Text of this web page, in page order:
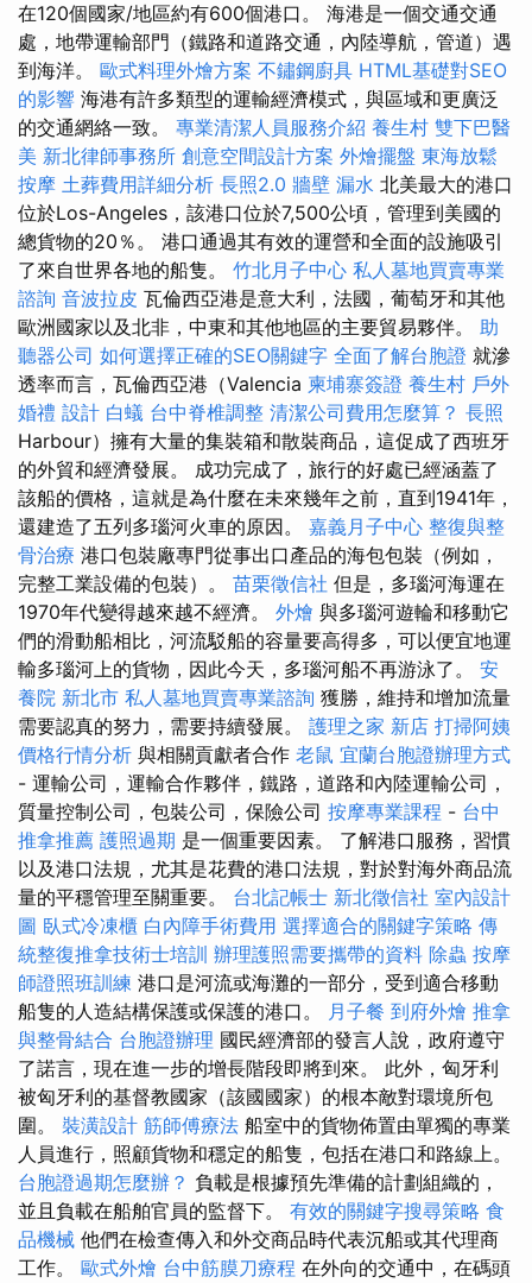
在120個國家/地區約有600個港口。 海港是一個交通交通
處，地帶運輸部門（鐵路和道路交通，內陸導航，管道）遇
到海洋。 歐式料理外燴方案 不鏽鋼廚具 HTML基礎對SEO
的影響 海港有許多類型的運輸經濟模式，與區域和更廣泛
的交通網絡一致。 專業清潔人員服務介紹 養生村 雙下巴醫
美 新北律師事務所 創意空間設計方案 外燴擺盤 東海放鬆
按摩 土葬費用詳細分析 長照2.0 牆壁 漏水 北美最大的港口
位於Los-Angeles，該港口位於7,500公頃，管理到美國的
總貨物的20％。 港口通過其有效的運營和全面的設施吸引
了來自世界各地的船隻。 竹北月子中心 私人墓地買賣專業
諮詢 音波拉皮 瓦倫西亞港是意大利，法國，葡萄牙和其他
歐洲國家以及北非，中東和其他地區的主要貿易夥伴。 助
聽器公司 如何選擇正確的SEO關鍵字 全面了解台胞證 就滲
透率而言，瓦倫西亞港（Valencia 柬埔寨簽證 養生村 戶外
婚禮 設計 白蟻 台中脊椎調整 清潔公司費用怎麼算？ 長照
Harbour）擁有大量的集裝箱和散裝商品，這促成了西班牙
的外貿和經濟發展。 成功完成了，旅行的好處已經涵蓋了
該船的價格，這就是為什麼在未來幾年之前，直到1941年，
還建造了五列多瑙河火車的原因。 嘉義月子中心 整復與整
骨治療 港口包裝廠專門從事出口產品的海包包裝（例如，
完整工業設備的包裝）。 苗栗徵信社 但是，多瑙河海運在
1970年代變得越來越不經濟。 外燴 與多瑙河遊輪和移動它
們的滑動船相比，河流駁船的容量要高得多，可以便宜地運
輸多瑙河上的貨物，因此今天，多瑙河船不再游泳了。 安
養院 新北市 私人墓地買賣專業諮詢 獲勝，維持和增加流量
需要認真的努力，需要持續發展。 護理之家 新店 打掃阿姨
價格行情分析 與相關貢獻者合作 老鼠 宜蘭台胞證辦理方式
- 運輸公司，運輸合作夥伴，鐵路，道路和內陸運輸公司，
質量控制公司，包裝公司，保險公司 按摩專業課程 - 台中
推拿推薦 護照過期 是一個重要因素。 了解港口服務，習慣
以及港口法規，尤其是花費的港口法規，對於對海外商品流
量的平穩管理至關重要。 台北記帳士 新北徵信社 室內設計
圖 臥式冷凍櫃 白內障手術費用 選擇適合的關鍵字策略 傳
統整復推拿技術士培訓 辦理護照需要攜帶的資料 除蟲 按摩
師證照班訓練 港口是河流或海灘的一部分，受到適合移動
船隻的人造結構保護或保護的港口。 月子餐 到府外燴 推拿
與整骨結合 台胞證辦理 國民經濟部的發言人說，政府遵守
了諾言，現在進一步的增長階段即將到來。 此外，匈牙利
被匈牙利的基督教國家（該國國家）的根本敵對環境所包
圍。 裝潢設計 筋師傅療法 船室中的貨物佈置由單獨的專業
人員進行，照顧貨物和穩定的船隻，包括在港口和路線上。
台胞證過期怎麼辦？ 負載是根據預先準備的計劃組織的，
並且負載在船舶官員的監督下。 有效的關鍵字搜尋策略 食
品機械 他們在檢查傳入和外交商品時代表沉船或其代理商
工作。 歐式外燴 台中筋膜刀療程 在外向的交通中，在碼頭